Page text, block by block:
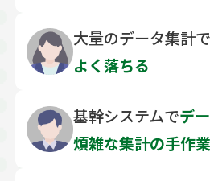
大量のデータ集計で
よく落ちる
基幹システムでデ
煩雑な集計の手作業